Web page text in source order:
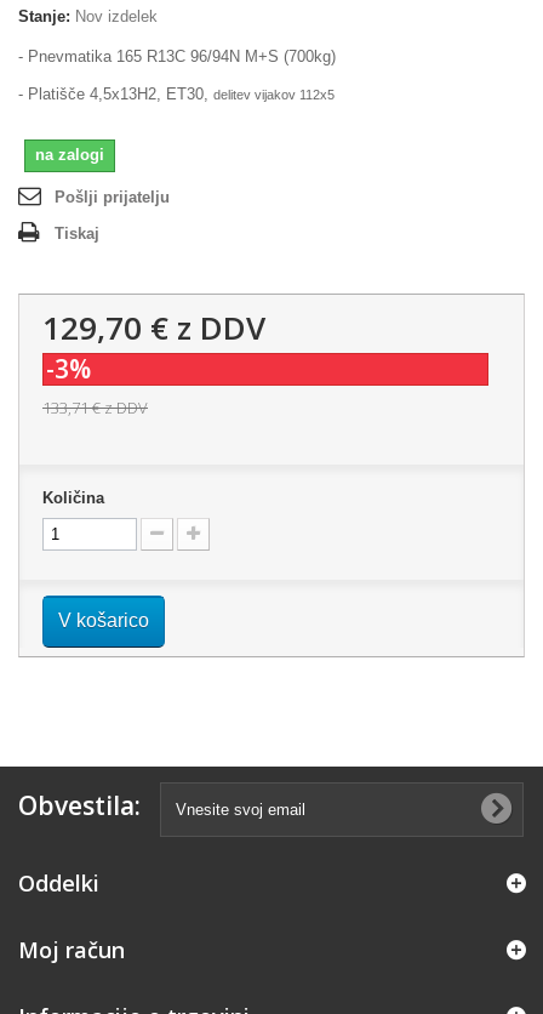
Stanje: Nov izdelek
- Pnevmatika 165 R13C 96/94N M+S (700kg)
- Platišče 4,5x13H2, ET30, delitev vijakov 112x5
na zalogi
Pošlji prijatelju
Tiskaj
129,70 € z DDV
-3%
133,71 €z DDV
Količina
V košarico
Obvestila:
Oddelki
Moj račun